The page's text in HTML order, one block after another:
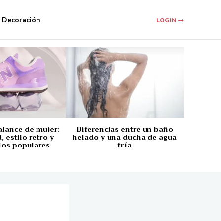
Decoración LOGIN
de mujer:
estilo retro y
populares
Diferencias entre un baño
helado y una ducha de agua
fría